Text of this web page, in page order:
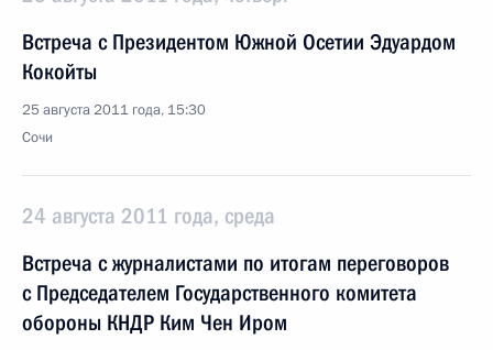
Встреча с Президентом Южной Осетии Эдуардом
Кокойты
25 августа 2011 года, 15:30
Сочи
24 августа 2011 года, среда
Встреча с журналистами по итогам переговоров
с Председателем Государственного комитета
обороны КНДР Ким Чен Иром